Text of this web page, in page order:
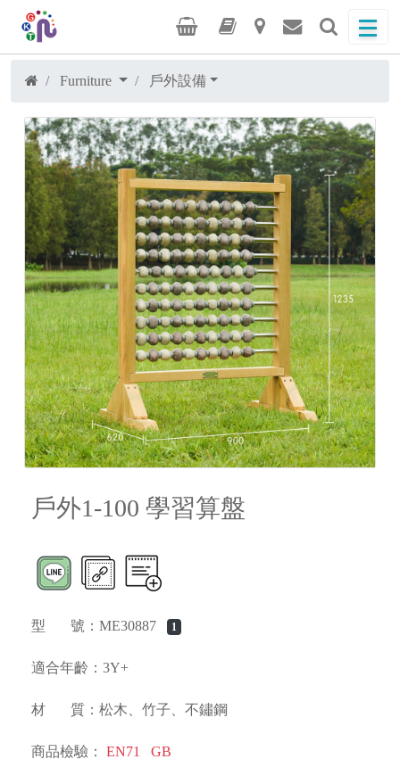
Furniture 戶外設備
戶外1-100 學習算盤
型 號：ME30887 1
適合年齡：3Y+
材 質：松木、竹子、不鏽鋼
商品檢驗： EN71 GB